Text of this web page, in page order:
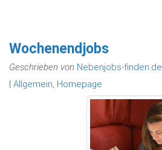
Wochenendjobs
Geschrieben von Nebenjobs-finden.de
| Allgemein, Homepage